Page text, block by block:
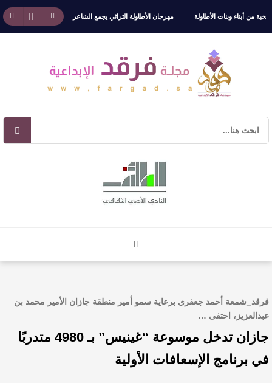
من أبناء وبنات الأطاولة مهرجان الأطاولة التراثي يجمع الشاعر عبدالواحد بجمهوره
للدكتورة زينب الخضيري
فرقد_شمعة أحمد جعفري برعاية سمو أمير منطقة جازان الأمير محمد بن
عبدالعزيز، احتفى …
جازان تدخل موسوعة “غينيس” بـ 4980 متدربًا
في برنامج الإسعافات الأولية